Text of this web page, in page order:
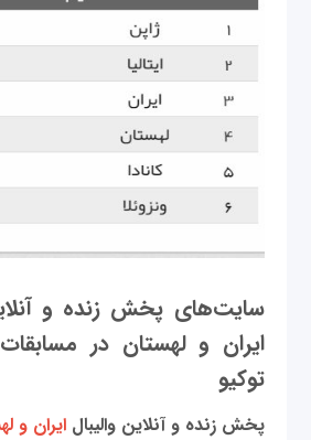
سایت‌های پخش زنده و
توکیو
پخش زنده و آنلاین والیبال ایران و